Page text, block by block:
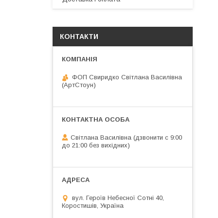
КОНТАКТИ
ФОП Свиридко Світлана Василівна
(АртСтоун)
Світлана Василівна (дзвонити с 9:00
до 21:00 без вихідних)
вул. Героїв Небесної Сотні 40,
Коростишів, Україна